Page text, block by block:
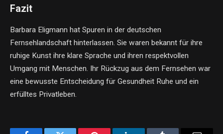
Fazit
Barbara Eligmann hat Spuren in der deutschen
Fernsehlandschaft hinterlassen. Sie waren bekannt für ihre
ruhige Kunst ihre klare Sprache und ihren respektvollen
Umgang mit Menschen. Ihr Rückzug aus dem Fernsehen war
eine bewusste Entscheidung für Gesundheit Ruhe und ein
erfülltes Privatleben.